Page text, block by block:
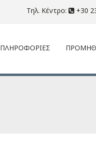
Τηλ. Κέντρο: +30
ΠΛΗΡΟΦΟΡΙΕΣ